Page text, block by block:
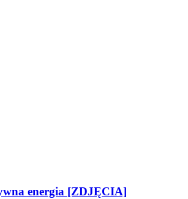
energia [ZDJĘCIA]